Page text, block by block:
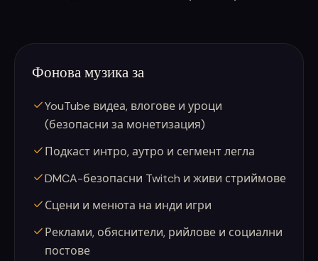
Фонова музика за
YouTube видеа, влогове и уроци
(безопасни за монетизация)
Подкаст интро, аутро и сегмент легла
DMCA-безопасни Twitch и живи стриймове
Сцени и менюта на инди игри
Реклами, обяснители, рийлове и социални
постове